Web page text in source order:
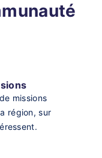
missions
région, sur